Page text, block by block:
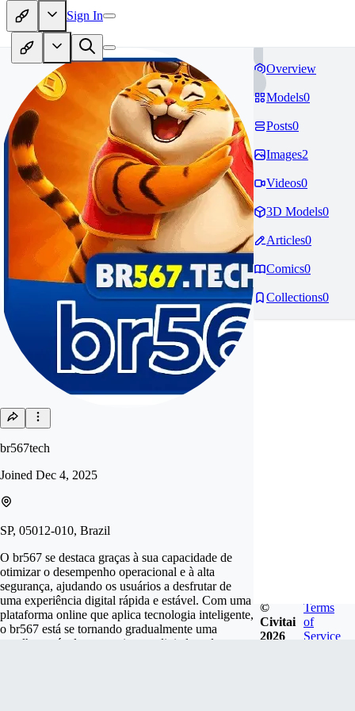
Sign In
br567tech
Joined Dec 4, 2025
SP, 05012-010, Brazil
O br567 se destaca graças à sua capacidade de
otimizar o desempenho operacional e à alta
segurança, ajudando os usuários a desfrutar de
uma experiência digital rápida e estável. Com uma
plataforma online que aplica tecnologia inteligente,
o br567 está se tornando gradualmente uma
escolha notável no ecossistema digital moderno. -
Overview
Models0
Posts0
Images2
Videos0
3D Models0
Articles0
Comics0
Collections0
©
Civitai
2026
Terms
of
Service